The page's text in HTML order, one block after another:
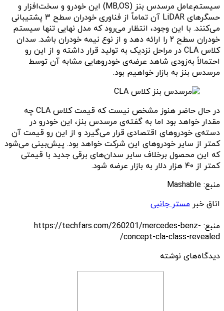
سیستم‌عامل مرسدس بنز (MB,OS) این خودرو و سخت‌افزار و
حسگرهای LiDAR آن تماماً از فناوری خودران سطح ۳ پشتیبانی
می‌کنند. با این وجود، انتظار می‌رود که مدل نهایی تنها سیستم
خودران سطح ۲ را ارائه دهد و از نوع نیمه خودران باشد. سدان
کلاس CLA در مراحل نزدیک به تولید قرار داشته و از این رو
احتمالاً به‌زودی شاهد عرضه‌ی خودروهایی مشابه آن توسط
مرسدس بنز به بازار خواهیم بود.
در حال حاضر هنوز مشخص نیست که قیمت کلاس CLA چه
مقدار خواهد بود اما به گفته‌ی مرسدس بنز، این خودرو در
دسته‌ی خودروهای اقتصادی قرار می‌گیرد و از این رو قیمت آن
کمتر از سایر خودروهای این شرکت خواهد بود. پیش‌بینی می‌شود
که این محصول برخلاف سایر سدان‌های برقی جدید با قیمتی
کمتر از ۴۰ هزار دلار به بازار عرضه شود.
منبع: Mashable
اتاق خبر مستر جانبی
منبع: https://techfars.com/260201/mercedes-benz-
concept-cla-class-revealed/
دیدگاه‌های نوشته